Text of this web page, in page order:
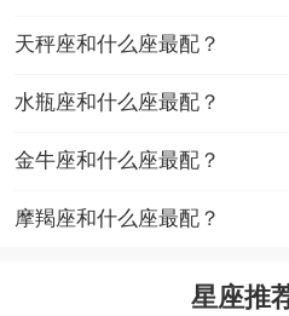
天秤座和什么座最配？
水瓶座和什么座最配？
金牛座和什么座最配？
摩羯座和什么座最配？
星座推